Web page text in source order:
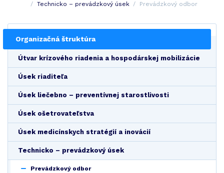
Technicko – prevádzkový úsek
Prevádzkový odbor
Organizačná štruktúra
Útvar krízového riadenia a hospodárskej mobilizácie
Úsek riaditeľa
Úsek liečebno – preventívnej starostlivosti
Úsek ošetrovateľstva
Úsek medicínskych stratégií a inovácií
Technicko – prevádzkový úsek
Prevádzkový odbor